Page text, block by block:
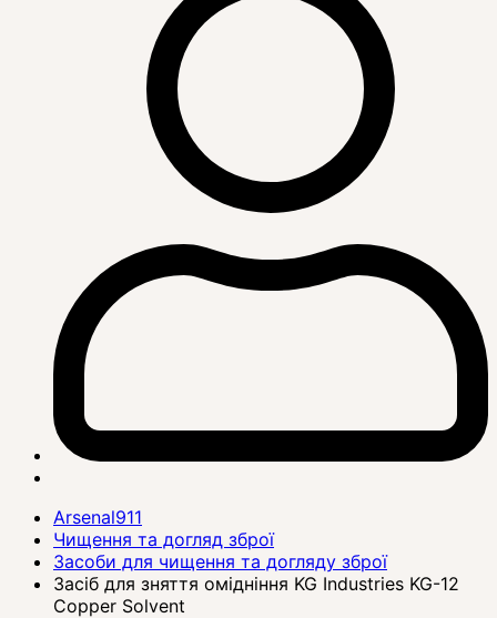
Arsenal911
Чищення та догляд зброї
Засоби для чищення та догляду зброї
Засіб для зняття омідніння KG Industries KG-12
Copper Solvent